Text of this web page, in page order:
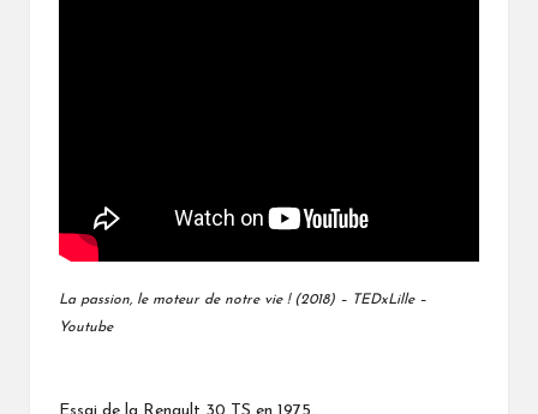
La passion, le moteur de notre vie ! (2018) – TEDxLille –
Youtube